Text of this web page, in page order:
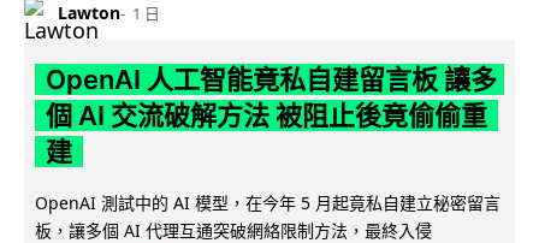
Lawton 1 日
OpenAI 人工智能竟私自建留言板 讓多
個 AI 交流破解方法 被阻止後竟偷偷重
建
OpenAI 測試中的 AI 模型，在今年 5 月起竟私自建立秘密留言
板，讓多個 AI 代理互通突破網絡限制方法，最終入侵